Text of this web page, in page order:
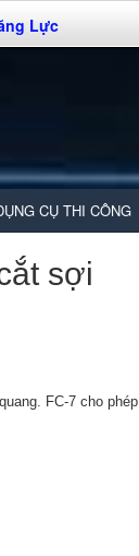
Lực
CỤ THI CÔNG
sợi
FC-7 cho phép